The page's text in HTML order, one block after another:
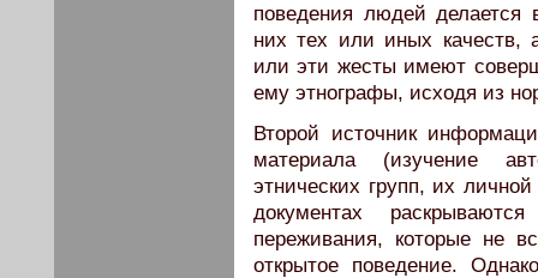
поведения людей делается
них тех или иных качеств,
или эти жесты имеют
ему этнографы, исходя из
Второй источник
материала (изучение
этнических групп, их
документах
переживания, которые не
открытое поведение.